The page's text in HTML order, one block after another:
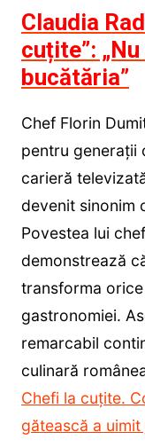
Claudia
cuțite”:
bucătăria”
Chef Florin
pentru generații
carieră
devenit sinonim
Povestea lui
demonstrează
transforma
gastronomiei.
remarcabil
culinară
Chefi la cuțite.
gătească a uimit